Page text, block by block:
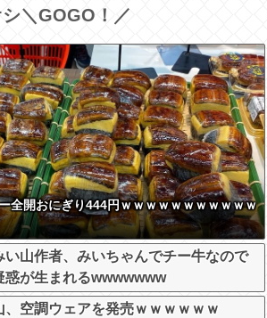
＼GOGO！／
全開おにぎり444円ｗｗｗｗｗｗｗｗｗｗｗ
い山作者、みいちゃんでチー牛なので
惑が生まれるwwwwwww
、空調ウェアを発売ｗｗｗｗｗｗ